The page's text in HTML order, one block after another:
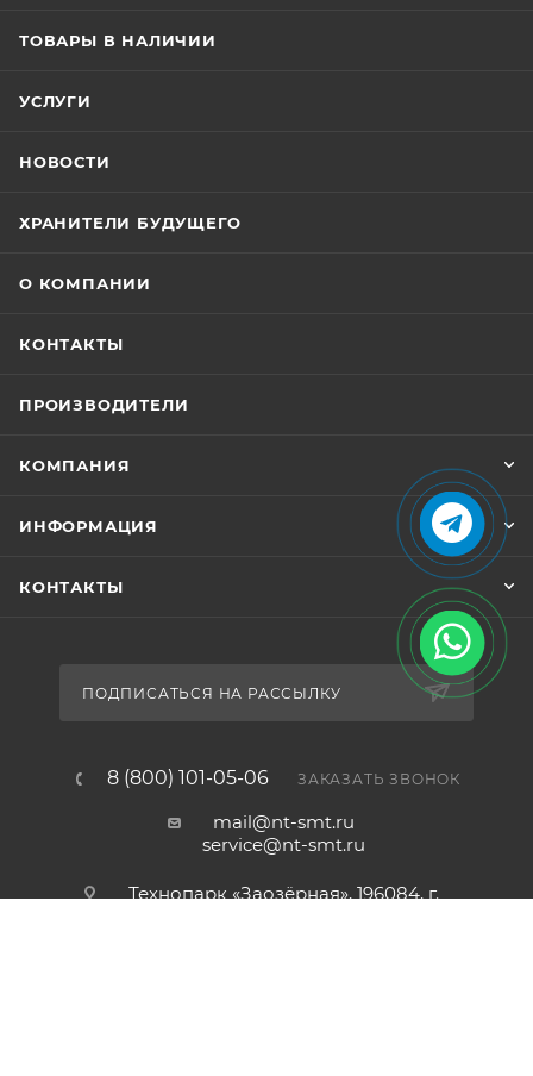
ТОВАРЫ В НАЛИЧИИ
УСЛУГИ
НОВОСТИ
ХРАНИТЕЛИ БУДУЩЕГО
О КОМПАНИИ
КОНТАКТЫ
ПРОИЗВОДИТЕЛИ
КОМПАНИЯ
ИНФОРМАЦИЯ
КОНТАКТЫ
ПОДПИСАТЬСЯ НА РАССЫЛКУ
8 (800) 101-05-06 ЗАКАЗАТЬ ЗВОНОК
mail@nt-smt.ru
service@nt-smt.ru
Технопарк «Заозёрная», 196084, г.